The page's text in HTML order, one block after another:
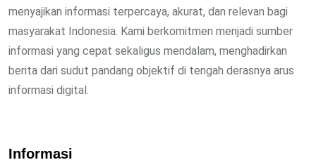
menyajikan informasi terpercaya, akurat, dan relevan bagi
masyarakat Indonesia. Kami berkomitmen menjadi sumber
informasi yang cepat sekaligus mendalam, menghadirkan
berita dari sudut pandang objektif di tengah derasnya arus
informasi digital.
Informasi